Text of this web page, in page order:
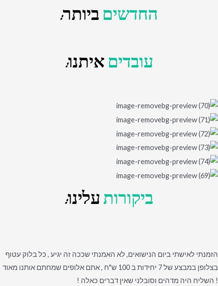
החדשיםביותר:
עובדיםאיתנו:
ביקורותעלינו:
הזמנתי לאישתי ביום הנישואים, לא האמנתי שככה זה יגיע , כל בלוק עטוף
בצלופן במבצע של 7 יחידות ב 100 ש"ח , אתם אלופים שמחתם אותנו מאוד
! השליח היה מדהים וסובלני שאין דברים כאלה !